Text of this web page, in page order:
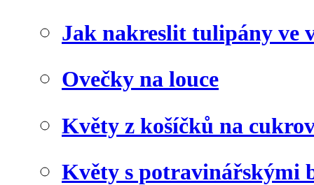
Jak nakreslit tulipány ve
Ovečky na louce
Květy z košíčků na
Květy s potravinářskými